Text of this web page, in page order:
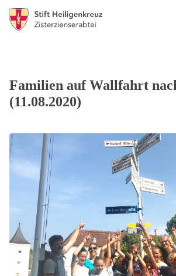
Familien auf Wallfahrt
(11.08.2020)